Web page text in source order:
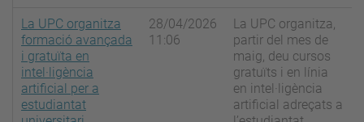
La UPC organitza
formació avançada
i gratuïta en
intel·ligència
artificial per a
estudiantat
28/04/2026
11:06
La UPC organitza,
partir del mes de
maig, deu cursos
gratuïts i en línia
en intel·ligència
artificial adreçats a